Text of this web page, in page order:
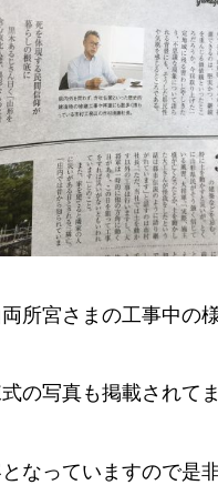
所宮さまの工事中の
の写真も掲載されて
なっていますので是